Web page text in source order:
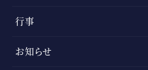
行事
お知らせ